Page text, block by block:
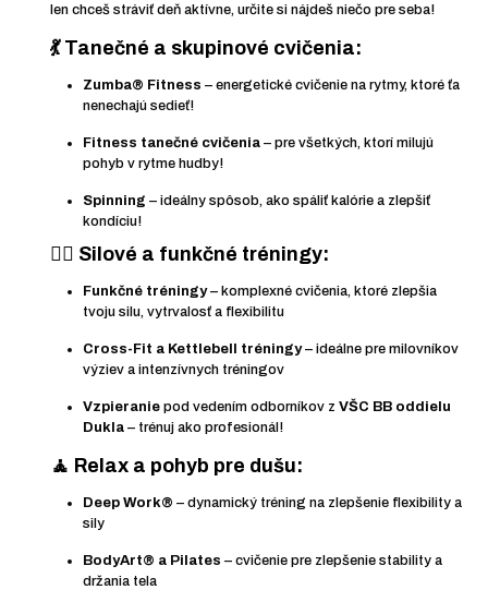
len chceš stráviť deň aktívne, určite si nájdeš niečo pre seba!
💃 Tanečné a skupinové cvičenia:
Zumba® Fitness – energetické cvičenie na rytmy, ktoré ťa
nenechajú sedieť!
Fitness tanečné cvičenia – pre všetkých, ktorí milujú
pohyb v rytme hudby!
Spinning – ideálny spôsob, ako spáliť kalórie a zlepšiť
kondíciu!
🏋️‍♂️ Silové a funkčné tréningy:
Funkčné tréningy– komplexné cvičenia, ktoré zlepšia
tvoju silu, vytrvalosť a flexibilitu
Cross-Fit a Kettlebell tréningy– ideálne pre milovníkov
výziev a intenzívnych tréningov
Vzpieranie pod vedením odborníkov z VŠC BB oddielu
Dukla – trénuj ako profesionál!
🧘 Relax a pohyb pre dušu:
Deep Work® – dynamický tréning na zlepšenie flexibility a
sily
BodyArt® a Pilates – cvičenie pre zlepšenie stability a
držania tela